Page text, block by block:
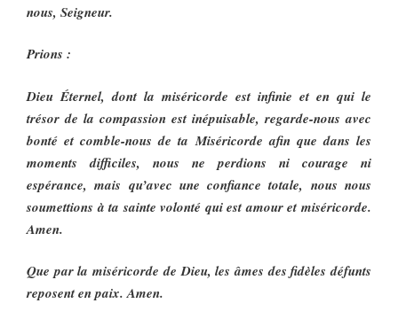
nous, Seigneur.
Prions :
Dieu Éternel, dont la miséricorde est infinie et en qui le
trésor de la compassion est inépuisable, regarde-nous avec
bonté et comble-nous de ta Miséricorde afin que dans les
moments difficiles, nous ne perdions ni courage ni
espérance, mais qu’avec une confiance totale, nous nous
soumettions à ta sainte volonté qui est amour et miséricorde.
Amen.
Que par la miséricorde de Dieu, les âmes des fidèles défunts
reposent en paix. Amen.